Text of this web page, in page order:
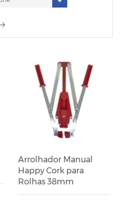
Arrolhador Manual
Happy Cork para
Rolhas 38mm